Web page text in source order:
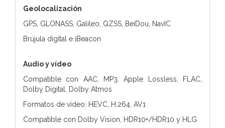
Geolocalización
GPS, GLONASS, Galileo, QZSS, BeiDou, NavIC
Brújula digital e iBeacon
Audio y vídeo
Compatible con AAC, MP3, Apple Lossless, FLAC,
Dolby Digital, Dolby Atmos
Formatos de vídeo: HEVC, H.264, AV1
Compatible con Dolby Vision, HDR10+/HDR10 y HLG